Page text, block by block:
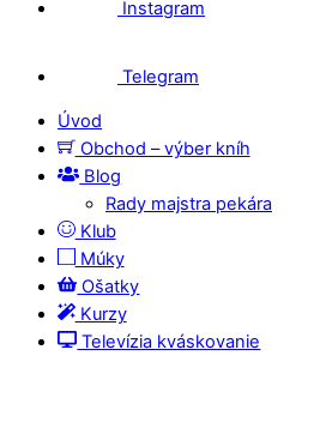
Instagram
Telegram
Úvod
Obchod – výber kníh
Blog
Rady majstra pekára
Klub
Múky
Ošatky
Kurzy
Televízia kváskovanie